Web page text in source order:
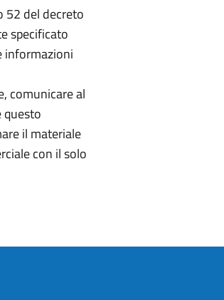
52 del decreto
specificato
informazioni
comunicare al
questo
il materiale
con il solo